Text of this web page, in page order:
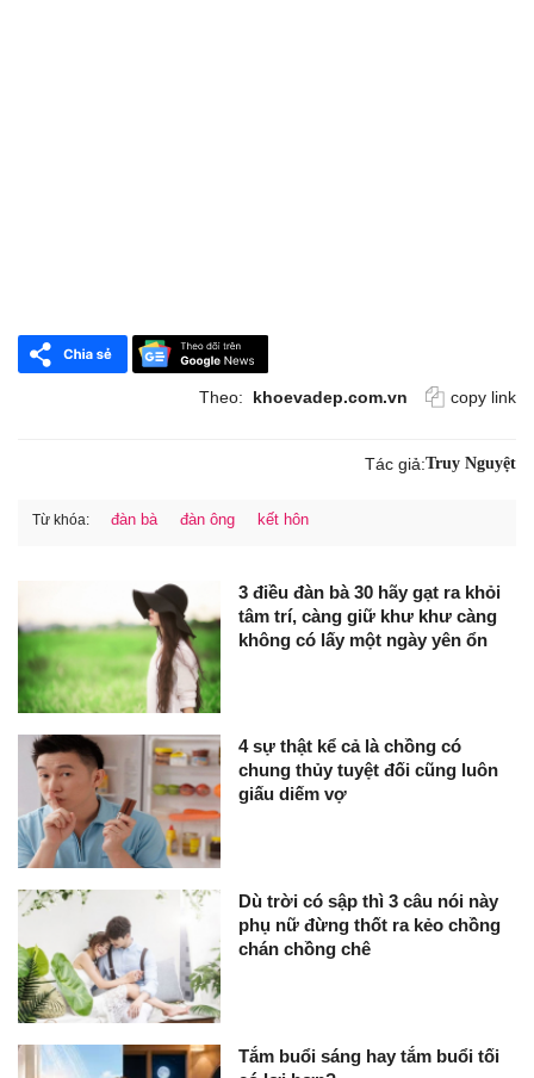
Theo: khoevadep.com.vn copy link
Tác giả:Truy Nguyệt
Từ khóa: đàn bà đàn ông kết hôn
3 điều đàn bà 30 hãy gạt ra khỏi
tâm trí, càng giữ khư khư càng
không có lấy một ngày yên ổn
4 sự thật kể cả là chồng có
chung thủy tuyệt đối cũng luôn
giấu diếm vợ
Dù trời có sập thì 3 câu nói này
phụ nữ đừng thốt ra kẻo chồng
chán chồng chê
Tắm buổi sáng hay tắm buổi tối